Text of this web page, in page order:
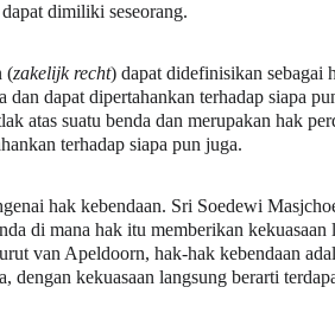
dimiliki seseorang.
(zakelijk recht) dapat didefinisikan sebagai
dapat dipertahankan terhadap siapa
atas suatu benda dan merupakan hak
terhadap siapa pun juga.
hak kebendaan. Sri Soedewi
di mana hak itu memberikan kekuasaan
van Apeldoorn, hak-hak kebendaan
dengan kekuasaan langsung berarti